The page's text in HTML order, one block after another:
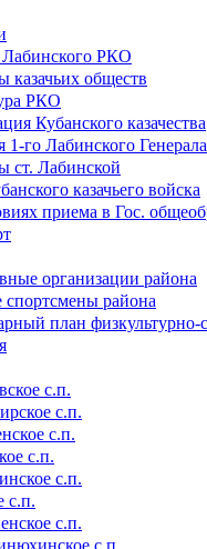
РКО
казачьих обществ
РКО
Кубанского казачества
1-го Лабинского
ст. Лабинской
казачьего войска
приема в Гос.
организации района
района
план
с.п.
с.п.
с.п.
с.п.
с.п.
с.п.
с.п.
с.п.